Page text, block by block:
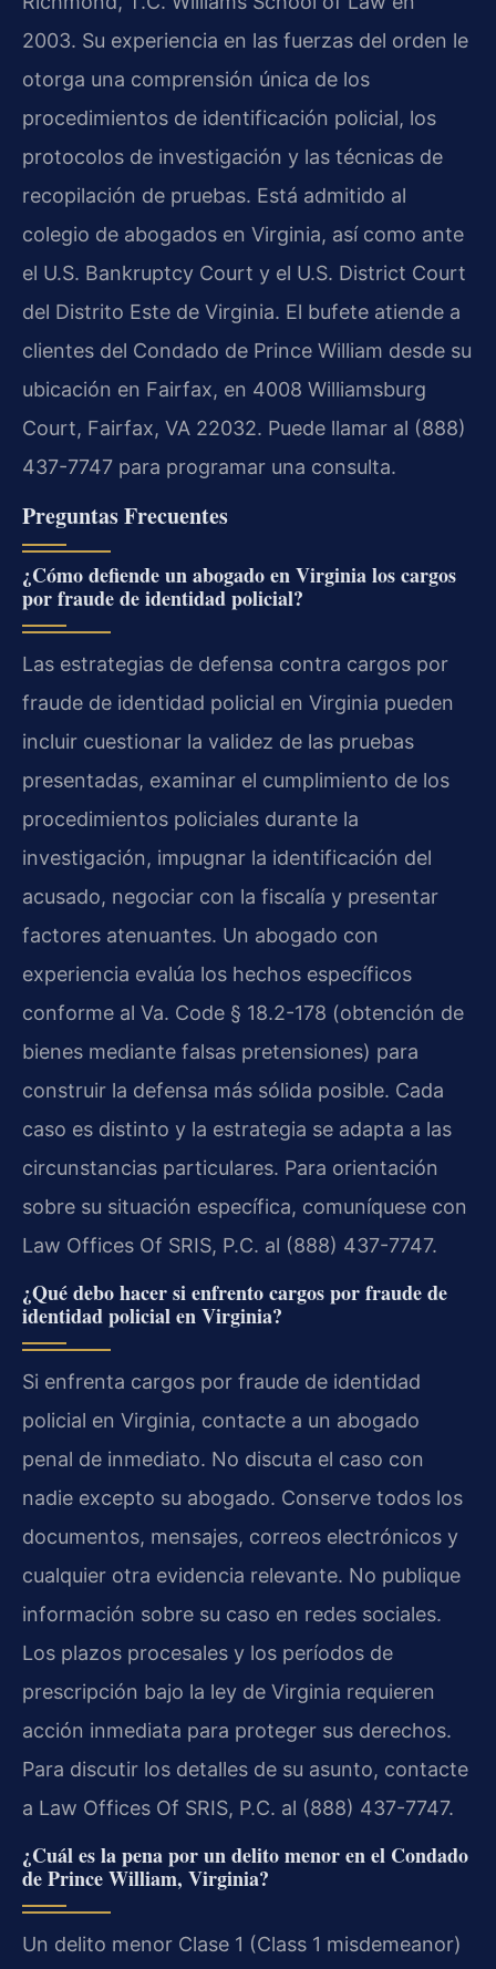
2003. Su experiencia en las fuerzas del orden le
otorga una comprensión única de los
procedimientos de identificación policial, los
protocolos de investigación y las técnicas de
recopilación de pruebas. Está admitido al
colegio de abogados en Virginia, así como ante
el U.S. Bankruptcy Court y el U.S. District Court
del Distrito Este de Virginia. El bufete atiende a
clientes del Condado de Prince William desde su
ubicación en Fairfax, en 4008 Williamsburg
Court, Fairfax, VA 22032. Puede llamar al (888)
437-7747 para programar una consulta.
Preguntas Frecuentes
¿Cómo defiende un abogado en Virginia los cargos
por fraude de identidad policial?
Las estrategias de defensa contra cargos por
fraude de identidad policial en Virginia pueden
incluir cuestionar la validez de las pruebas
presentadas, examinar el cumplimiento de los
procedimientos policiales durante la
investigación, impugnar la identificación del
acusado, negociar con la fiscalía y presentar
factores atenuantes. Un abogado con
experiencia evalúa los hechos específicos
conforme al Va. Code § 18.2-178 (obtención de
bienes mediante falsas pretensiones) para
construir la defensa más sólida posible. Cada
caso es distinto y la estrategia se adapta a las
circunstancias particulares. Para orientación
sobre su situación específica, comuníquese con
Law Offices Of SRIS, P.C. al (888) 437-7747.
¿Qué debo hacer si enfrento cargos por fraude de
identidad policial en Virginia?
Si enfrenta cargos por fraude de identidad
policial en Virginia, contacte a un abogado
penal de inmediato. No discuta el caso con
nadie excepto su abogado. Conserve todos los
documentos, mensajes, correos electrónicos y
cualquier otra evidencia relevante. No publique
información sobre su caso en redes sociales.
Los plazos procesales y los períodos de
prescripción bajo la ley de Virginia requieren
acción inmediata para proteger sus derechos.
Para discutir los detalles de su asunto, contacte
a Law Offices Of SRIS, P.C. al (888) 437-7747.
¿Cuál es la pena por un delito menor en el Condado
de Prince William, Virginia?
Un delito menor Clase 1 (Class 1 misdemeanor)